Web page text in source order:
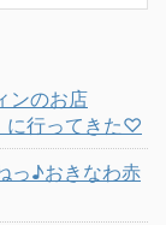
ンのお店
に行ってきた♡
っ♪おきなわ赤